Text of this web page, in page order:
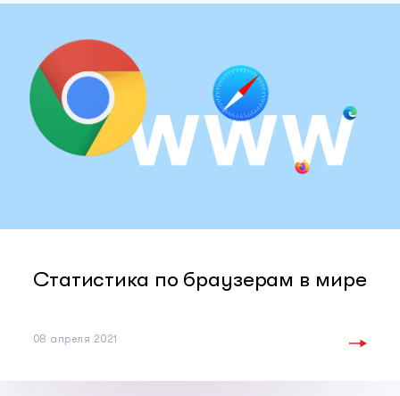
Статистика по браузерам в мире
08 апреля 2021